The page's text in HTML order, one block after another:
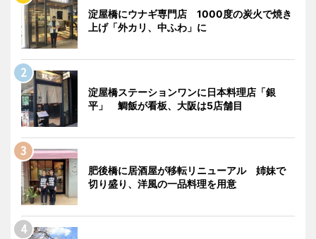
淀屋橋にウナギ専門店 1000度の炭火で焼き
上げ「外カリ、中ふわ」に
淀屋橋ステーションワンに日本料理店「銀
平」 鯛飯が看板、大阪は5店舗目
肥後橋に居酒屋が移転リニューアル 姉妹で
切り盛り、洋風の一品料理を用意